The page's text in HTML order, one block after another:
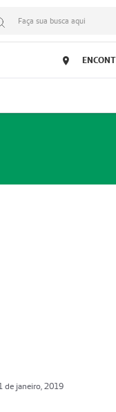
Faça sua busca aqui
de janeiro, 2019